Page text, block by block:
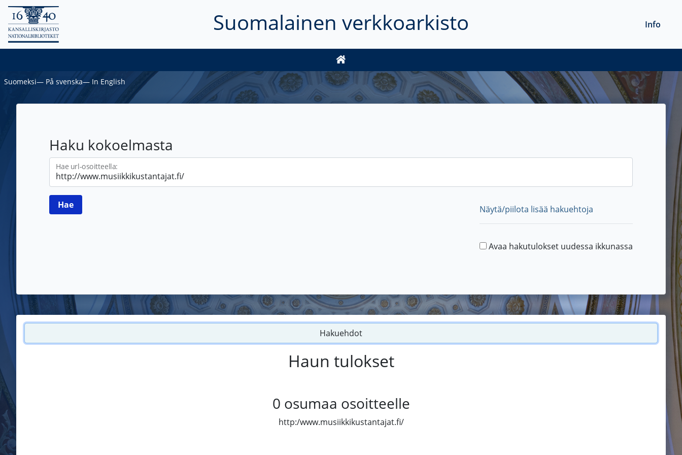
Suomalainen verkkoarkisto Info
Suomeksi― På svenska― In English
Haku kokoelmasta
Hae url-osoitteella:
Näytä/piilota lisää hakuehtoja
Avaa hakutulokset uudessa ikkunassa
Hakuehdot
Haun tulokset
0 osumaa osoitteelle
http:/www.musiikkikustantajat.fi/